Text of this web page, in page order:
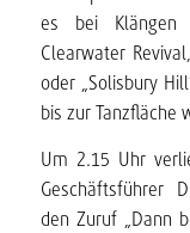
es bei Klängen
Clearwater
oder „Solisbury
bis zur Tanzfläche
Um 2.15 Uhr
Geschäftsführer
den Zuruf „Dann